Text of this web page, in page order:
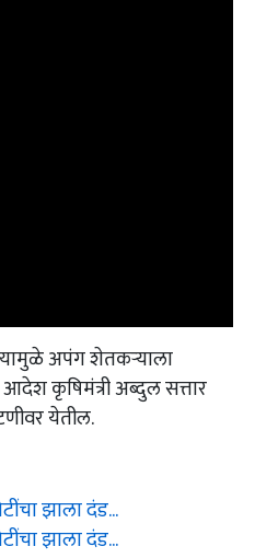
अपंग शेतकऱ्याला
कृषिमंत्री अब्दुल सत्तार
येतील.
झाला दंड...
झाला दंड...